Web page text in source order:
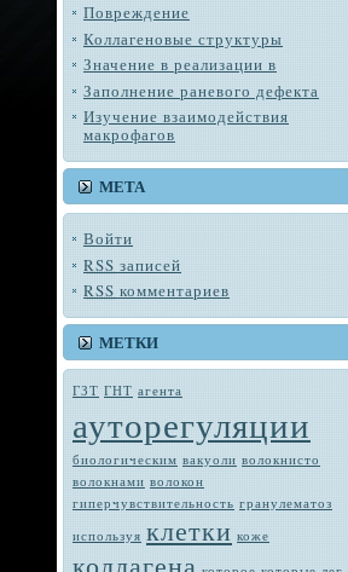
Повреждение
Коллагеновые структуры
Значение в реализации в
Заполнение раневого дефекта
Изучение взаимодействия
макрофагов
МЕТА
Войти
RSS записей
RSS комментариев
МЕТКИ
ГЗТ ГНТ агента
ауторегуляции
биологическим вакуоли во­локнисто
волокнами волокон
гиперчувствительность гранулематоз
используя клетки коже
коллагена